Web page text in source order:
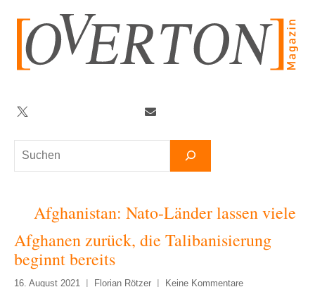
springen
Suchen
Twitter
Afghanistan: Nato-Länder lassen viele
Afghanen zurück, die Talibanisierung
beginnt bereits
16. August 2021 Florian Rötzer Keine Kommentare